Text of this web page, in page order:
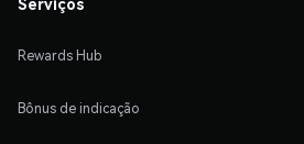
Rewards Hub
Bônus de indicação